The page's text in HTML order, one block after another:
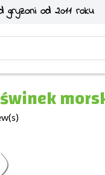
gryzoni od 2011 roku